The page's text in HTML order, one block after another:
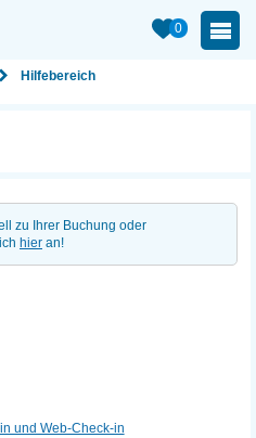
0
Hilfebereich
zu Ihrer Buchung oder
hier an!
und Web-Check-in